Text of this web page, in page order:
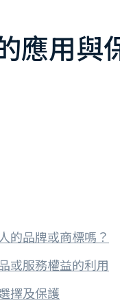
應用與
的品牌或商標嗎？
或服務權益的利用
擇及保護